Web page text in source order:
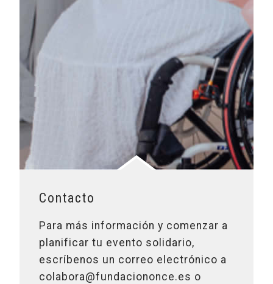
Contacto
Para más información y comenzar a
planificar tu evento solidario,
escríbenos un correo electrónico a
colabora@fundaciononce.es o